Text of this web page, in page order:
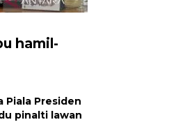
hamil-
Piala Presiden
pinalti lawan